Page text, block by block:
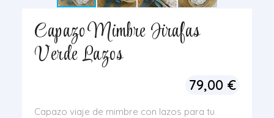
Capazo Mimbre Jirafas
Verde Lazos
79,00 €
Capazo viaje de mimbre con lazos para tu